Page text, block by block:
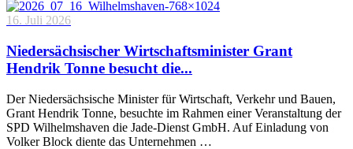
16. Juli 2026
Niedersächsischer Wirtschaftsminister Grant
Hendrik Tonne besucht die...
Der Niedersächsische Minister für Wirtschaft, Verkehr und Bauen,
Grant Hendrik Tonne, besuchte im Rahmen einer Veranstaltung der
SPD Wilhelmshaven die Jade-Dienst GmbH. Auf Einladung von
Volker Block diente das Unternehmen …